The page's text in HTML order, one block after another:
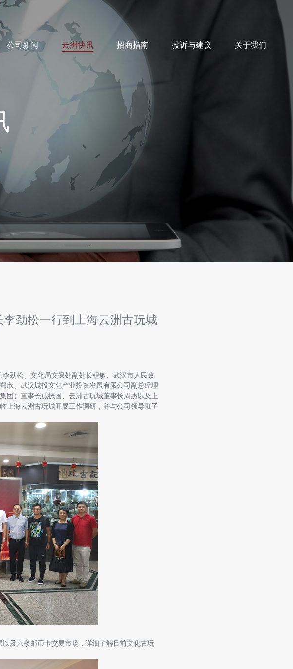
公司新闻 云洲快讯 招商指南 投诉与建议 关于我们
劲松一行到上海云洲古玩城
劲松、文化局文保处副处长程敏、武汉市人民政
欣、武汉城投文化产业投资发展有限公司副总经理
团）董事长戚振国、云洲古玩城董事长周杰以及上
上海云洲古玩城开展工作调研，并与公司领导班子
及六楼邮币卡交易市场，详细了解目前文化古玩